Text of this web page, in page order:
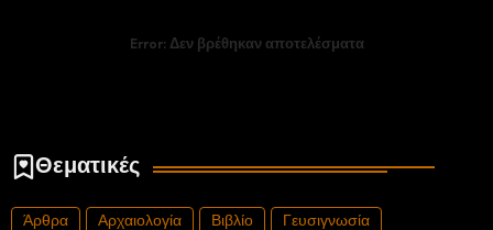
Error: Δεν βρέθηκαν αποτελέσματα
Θεματικές
Άρθρα Αρχαιολογία Βιβλίο Γευσιγνωσία